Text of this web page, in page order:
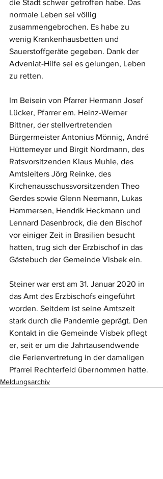
die Stadt schwer getroffen habe. Das
normale Leben sei völlig
zusammengebrochen. Es habe zu
wenig Krankenhausbetten und
Sauerstoffgeräte gegeben. Dank der
Adveniat-Hilfe sei es gelungen, Leben
zu retten.
Im Beisein von Pfarrer Hermann Josef
Lücker, Pfarrer em. Heinz-Werner
Bittner, der stellvertretenden
Bürgermeister Antonius Mönnig, André
Hüttemeyer und Birgit Nordmann, des
Ratsvorsitzenden Klaus Muhle, des
Amtsleiters Jörg Reinke, des
Kirchenausschussvorsitzenden Theo
Gerdes sowie Glenn Neemann, Lukas
Hammersen, Hendrik Heckmann und
Lennard Dasenbrock, die den Bischof
vor einiger Zeit in Brasilien besucht
hatten, trug sich der Erzbischof in das
Gästebuch der Gemeinde Visbek ein.
Steiner war erst am 31. Januar 2020 in
das Amt des Erzbischofs eingeführt
worden. Seitdem ist seine Amtszeit
stark durch die Pandemie geprägt. Den
Kontakt in die Gemeinde Visbek pflegt
er, seit er um die Jahrtausendwende
die Ferienvertretung in der damaligen
Pfarrei Rechterfeld übernommen hatte.
Meldungsarchiv